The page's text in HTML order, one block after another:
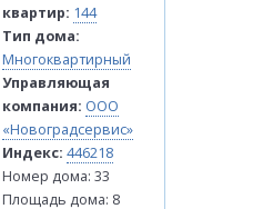
квартир: 144
Тип дома:
Многоквартирный
Управляющая
компания: ООО
«Новоградсервис»
Индекс: 446218
Номер дома: 33
Площадь дома: 8